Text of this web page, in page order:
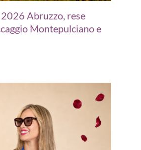
Abruzzo, rese
Montepulciano e